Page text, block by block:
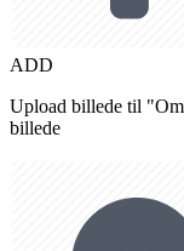
ADD
Upload billede til
billede